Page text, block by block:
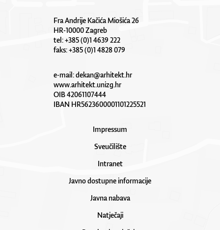
Fra Andrije Kačića Miošića 26
HR-10000 Zagreb
tel: +385 (0)1 4639 222
faks: +385 (0)1 4828 079
e-mail:dekan@arhitekt.hr
www.arhitekt.unizg.hr
OIB 42061107444
IBAN HR5623600001101225521
Impressum
Sveučilište
Intranet
Javno dostupne informacije
Javna nabava
Natječaji